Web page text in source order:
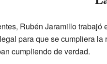
Rubén Jaramillo
para que se cumpliera
cumpliendo de verdad.